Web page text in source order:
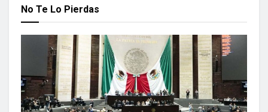
No Te Lo Pierdas